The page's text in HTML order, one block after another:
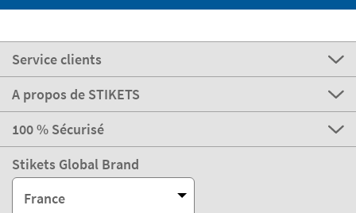
Service clients
A propos de STIKETS
100 % Sécurisé
Stikets Global Brand
France